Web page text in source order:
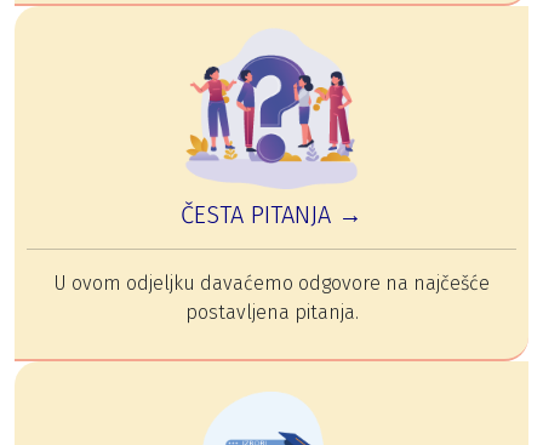
ČESTA PITANJA →
U ovom odjeljku davaćemo odgovore na najčešće
postavljena pitanja.